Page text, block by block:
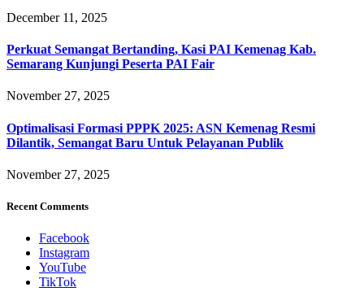
December 11, 2025
Perkuat Semangat Bertanding, Kasi PAI Kemenag Kab.
Semarang Kunjungi Peserta PAI Fair
November 27, 2025
Optimalisasi Formasi PPPK 2025: ASN Kemenag Resmi
Dilantik, Semangat Baru Untuk Pelayanan Publik
November 27, 2025
Recent Comments
Facebook
Instagram
YouTube
TikTok